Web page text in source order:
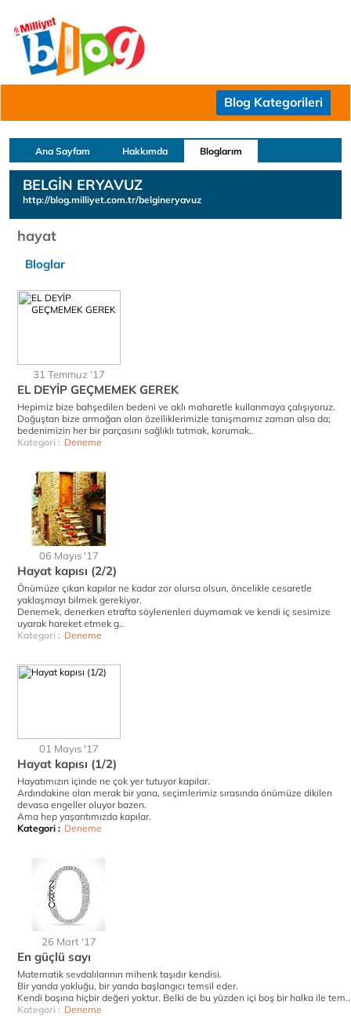
Blog Kategorileri
Ana Sayfam Hakkımda Bloglarım
BELGİN ERYAVUZ
http://blog.milliyet.com.tr/belgineryavuz
hayat
Bloglar
31 Temmuz '17
EL DEYİP GEÇMEMEK GEREK
Hepimiz bize bahşedilen bedeni ve aklı maharetle kullanmaya çalışıyoruz.
Doğuştan bize armağan olan özelliklerimizle tanışmamız zaman alsa da;
bedenimizin her bir parçasını sağlıklı tutmak, korumak..
Kategori : Deneme
06 Mayıs '17
Hayat kapısı (2/2)
Önümüze çıkan kapılar ne kadar zor olursa olsun, öncelikle cesaretle
yaklaşmayı bilmek gerekiyor.
Denemek, denerken etrafta söylenenleri duymamak ve kendi iç sesimize
uyarak hareket etmek g..
Kategori : Deneme
01 Mayıs '17
Hayat kapısı (1/2)
Hayatımızın içinde ne çok yer tutuyor kapılar.
Ardındakine olan merak bir yana, seçimlerimiz sırasında önümüze dikilen
devasa engeller oluyor bazen.
Ama hep yaşantımızda kapılar.
Kategori : Deneme
26 Mart '17
En güçlü sayı
Matematik sevdalılarının mihenk taşıdır kendisi.
Bir yanda yokluğu, bir yanda başlangıcı temsil eder.
Kendi başına hiçbir değeri yoktur. Belki de bu yüzden içi boş bir halka ile tem..
Kategori : Deneme